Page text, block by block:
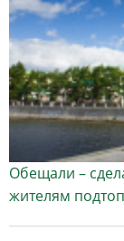
Обещали –
жителям